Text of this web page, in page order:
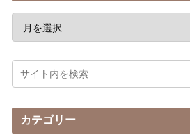
カテゴリー